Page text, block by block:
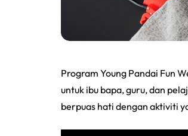
Program Young Pandai Fun
untuk ibu bapa, guru, dan
berpuas hati dengan aktiviti